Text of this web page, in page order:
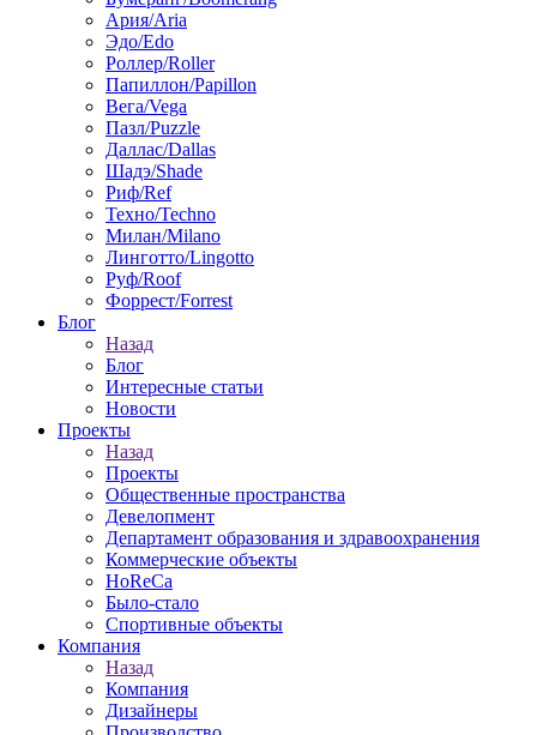
Ария/Aria
Эдо/Edo
Роллер/Roller
Папиллон/Papillon
Вега/Vega
Пазл/Puzzle
Даллас/Dallas
Шадэ/Shade
Риф/Ref
Техно/Techno
Милан/Milano
Линготто/Lingotto
Руф/Roof
Форрест/Forrest
Блог
Назад
Блог
Интересные статьи
Новости
Проекты
Назад
Проекты
Общественные пространства
Девелопмент
Департамент образования и здравоохранения
Коммерческие объекты
HoReCa
Было-стало
Спортивные объекты
Компания
Назад
Компания
Дизайнеры